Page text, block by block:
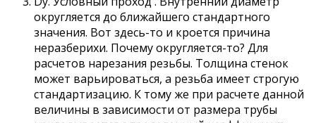
округляется до ближайшего стандартного
значения. Вот здесь-то и кроется причина
неразберихи. Почему округляется-то? Для
расчетов нарезания резьбы. Толщина стенок
может варьироваться, а резьба имеет строгую
стандартизацию. К тому же при расчете данной
величины в зависимости от размера трубы